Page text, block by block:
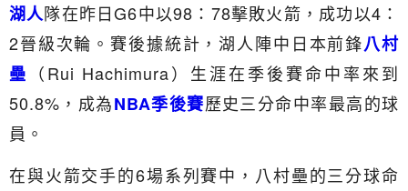
湖人隊在昨日G6中以98：78擊敗火箭，成功以4：
2晉級次輪。賽後據統計，湖人陣中日本前鋒八村
壘 （Rui Hachimura）生涯在季後賽命中率來到
50.8%，成為NBA季後賽歷史三分命中率最高的球
員。
在與火箭交手的6場系列賽中，八村壘的三分球命